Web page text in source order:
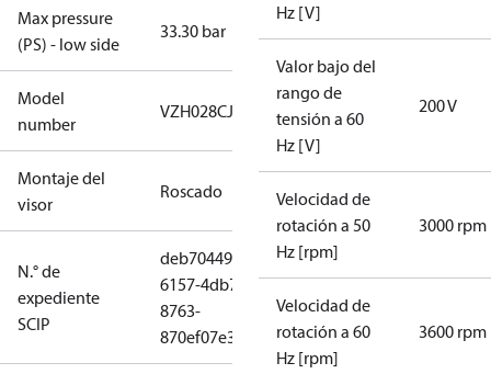
Max pressure
(PS) - low side
33.30 bar
Model
number
VZH028CJAMB
Montaje del
visor
Roscado
N.° de
expediente
SCIP
deb70449-
6157-4db7-
8763-
870ef07e3ff5
Hz [V]
Valor bajo del
rango de
tensión a 60
Hz [V]
200 V
Velocidad de
rotación a 50
Hz [rpm]
3000 rpm
Velocidad de
rotación a 60
Hz [rpm]
3600 rpm